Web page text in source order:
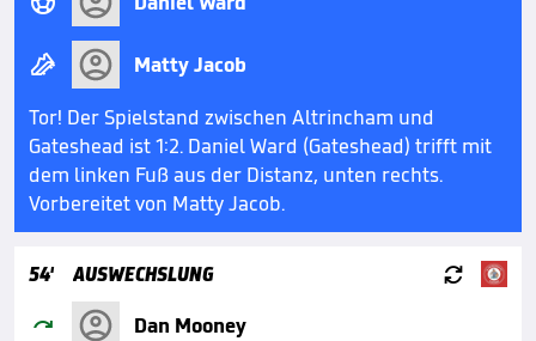

Matty Jacob
Tor! Der Spielstand zwischen Altrincham und
Gateshead ist 1:2. Daniel Ward (Gateshead) trifft mit
dem linken Fuß aus der Distanz, unten rechts.
Vorbereitet von Matty Jacob.
54' AUSWECHSLUNG 
 Dan Mooney